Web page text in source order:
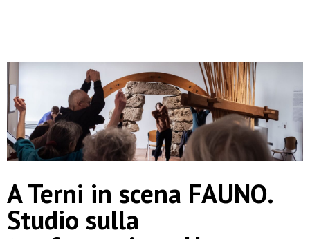
A Terni in scena FAUNO.
Studio sulla